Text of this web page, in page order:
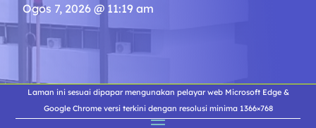
Ogos 7, 2026 @ 11:19 am
Laman ini sesuai dipapar mengunakan pelayar web Microsoft Edge &
Google Chrome versi terkini dengan resolusi minima 1366×768